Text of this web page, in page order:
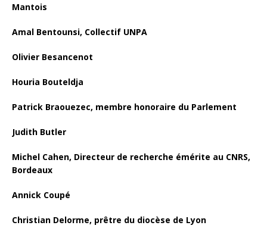
Mantois
Amal Bentounsi, Collectif UNPA
Olivier Besancenot
Houria Bouteldja
Patrick Braouezec, membre honoraire du Parlement
Judith Butler
Michel Cahen, Directeur de recherche émérite au CNRS,
Bordeaux
Annick Coupé
Christian Delorme, prêtre du diocèse de Lyon